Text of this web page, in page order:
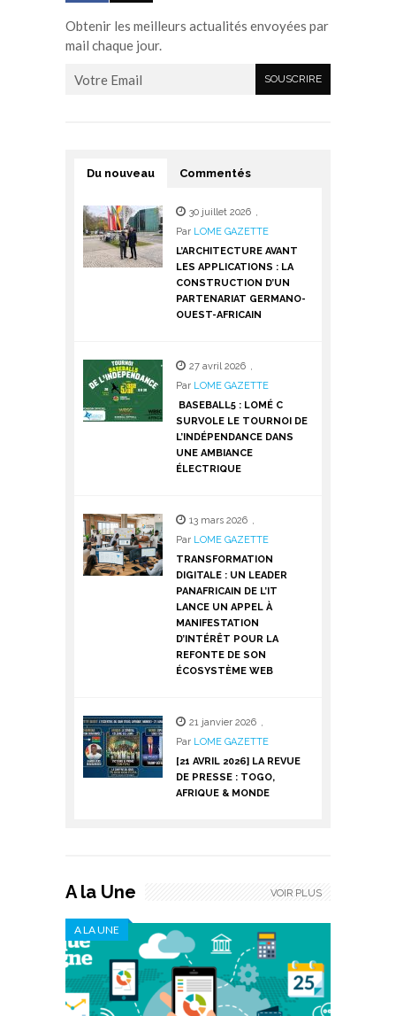
Obtenir les meilleurs actualités envoyées par
mail chaque jour.
Du nouveau Commentés
30 juillet 2026 ,
Par LOME GAZETTE
L’ARCHITECTURE AVANT
LES APPLICATIONS : LA
CONSTRUCTION D’UN
PARTENARIAT GERMANO-
OUEST-AFRICAIN
27 avril 2026 ,
Par LOME GAZETTE
BASEBALL5 : LOMÉ C
SURVOLE LE TOURNOI DE
L’INDÉPENDANCE DANS
UNE AMBIANCE
ÉLECTRIQUE
13 mars 2026 ,
Par LOME GAZETTE
TRANSFORMATION
DIGITALE : UN LEADER
PANAFRICAIN DE L’IT
LANCE UN APPEL À
MANIFESTATION
D’INTÉRÊT POUR LA
REFONTE DE SON
ÉCOSYSTÈME WEB
21 janvier 2026 ,
Par LOME GAZETTE
[21 AVRIL 2026] LA REVUE
DE PRESSE : TOGO,
AFRIQUE & MONDE
A la Une
A LA UNE
VOIR PLUS